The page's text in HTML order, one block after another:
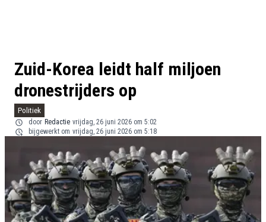
Zuid-Korea leidt half miljoen
dronestrijders op
Politiek
door Redactie vrijdag, 26 juni 2026 om 5:02
bijgewerkt om vrijdag, 26 juni 2026 om 5:18